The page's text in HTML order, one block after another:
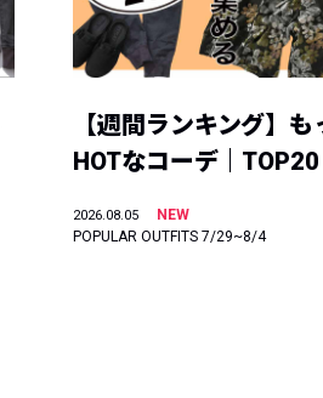
【週間ランキング】も
HOTなコーデ｜TOP20
2026.08.05
NEW
POPULAR OUTFITS 7/29~8/4